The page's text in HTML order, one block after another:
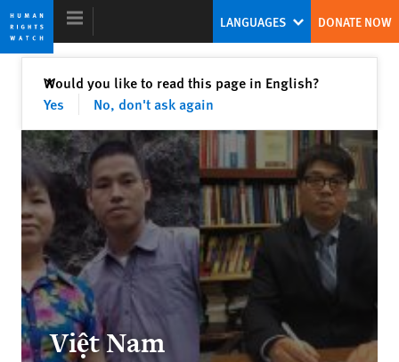
Skip
to
cookie
privacy
Skip
to
main
content
World Report 2023
A New Model for Global Leadership on
Human Rights
Tirana Hassan
Former Executive Director
LANGUAGES DONATE NOW
Would you like to read this page in English?
Yes
No, don't ask again
✕Close
Việt Nam